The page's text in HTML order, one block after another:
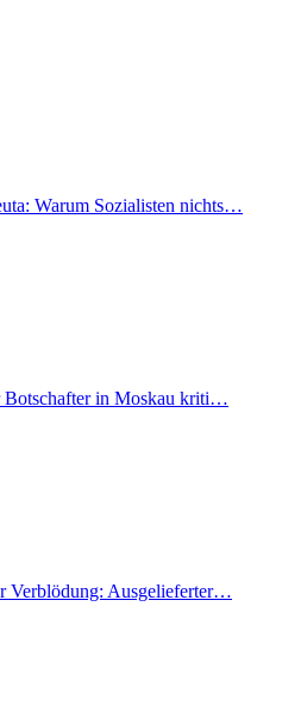
Warum Sozialisten nichts…
Botschafter in Moskau kriti…
Verblödung: Ausgelieferter…